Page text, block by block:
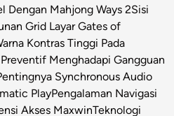
Dengan Mahjong Ways 2Sisi
Grid Layar Gates of
Kontras Tinggi Pada
Menghadapi Gangguan
Synchronous Audio
PlayPengalaman Navigasi
Akses MaxwinTeknologi